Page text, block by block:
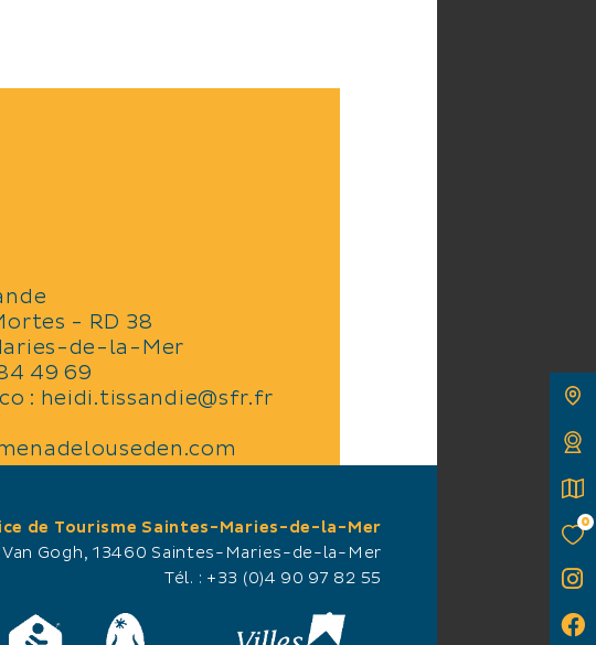
- RD 38
de-la-Mer
49 69
: heidi.tissandie@sfr.fr
0
de Tourisme Saintes-Maries-de-la-Mer
Van Gogh, 13460 Saintes-Maries-de-la-Mer
Tél. : +33 (0)4 90 97 82 55